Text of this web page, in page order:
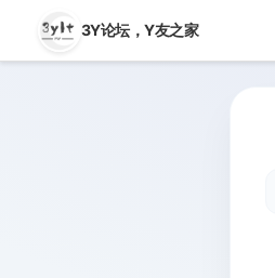
3Y论坛，Y友之家